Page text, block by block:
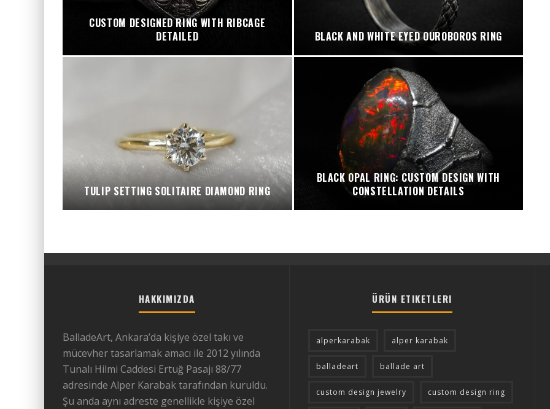
CUSTOM DESIGNED RING WITH RIBCAGE
DETAILED
BLACK AND WHITE EYED OUROBOROS RING
TULIP SETTING SOLITAIRE DIAMOND RING
BLACK OPAL RING: CUSTOM DESIGN WITH
CONSTELLATION DETAILS
HAKKIMIZDA
BalladeArt, Ankara’da kişiye özel takı ve
mücevher tasarlamak amacı ile 2012 yılında
Tunalı Hilmi Caddesi Ertuğ Pasajı 88/77
adresinde Alper Karabak tarafından kuruldu.
Şu anda aynı adreste genellikle kişiye özel
ÜRÜN ETIKETLERI
alperkarabak alper karabak
balladeart ballade art
custom design jewelry custom design ring